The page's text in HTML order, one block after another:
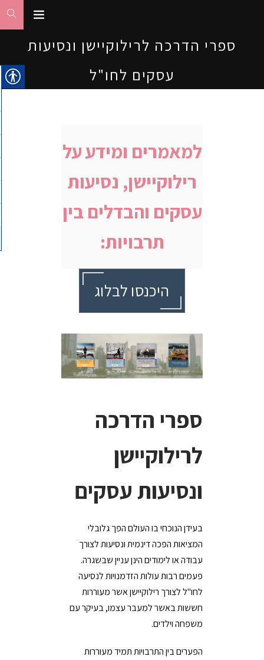
ספרי הדרכה לרילוקיישן ונסיעות
עסקים לחו"ל
למאמרים ומידע על
רילוקיישן, נסיעות
עסקים והבדלים בין
תרבויות:
היכנסו לבלוג
ספרי הדרכה
לרילוקיישן
ונסיעות עסקים
בעידן הנוכחי בו העולם הפך גלובלי
המציאות הפכה דינמית ונסיעות לצורך
עבודה או לימודים הינן עניין שבשגרה.
פעמים רבות עולות הזדמנויות לנסיעה
לחו"ל לצורך רילוקיישן אשר מעוררות
חששות באשר למעבר עצמו, בעיקר עם
משפחה וילדים.
הפערים בין התרבויות תמיד מעוררות